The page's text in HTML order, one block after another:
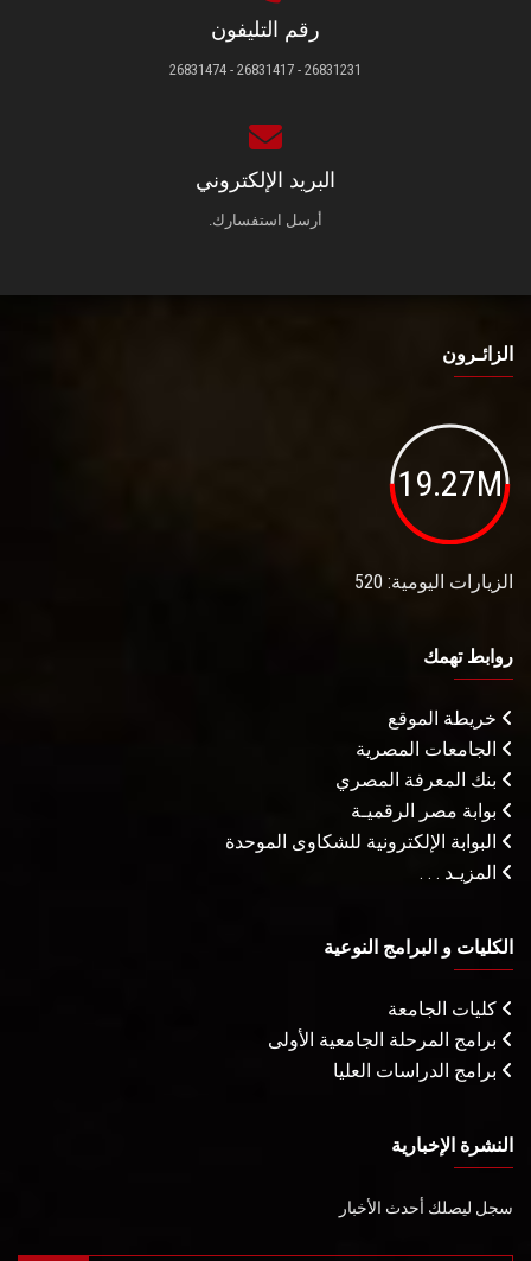
رقم التليفون
26831231 - 26831417 - 26831474
البريد الإلكتروني
أرسل استفسارك.
الزائـرون
19.27M
الزيارات اليومية: 520
روابط تهمك
خريطة الموقع
الجامعات المصرية
بنك المعرفة المصري
بوابة مصر الرقميـة
البوابة الإلكترونية للشكاوى الموحدة
المزيـد . . .
الكليات و البرامج النوعية
كليات الجامعة
برامج المرحلة الجامعية الأولى
برامج الدراسات العليا
النشرة الإخبارية
سجل ليصلك أحدث الأخبار